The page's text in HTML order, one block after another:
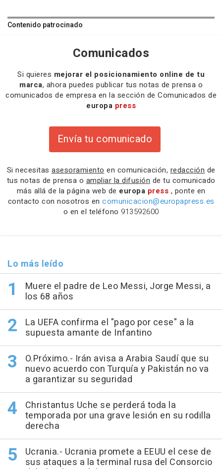
Contenido patrocinado
Comunicados
Si quieres mejorar el posicionamiento online de tu
marca, ahora puedes publicar tus notas de prensa o
comunicados de empresa en la sección de Comunicados de
europa press
Envía tu comunicado
Si necesitas asesoramiento en comunicación, redacción de
tus notas de prensa o ampliar la difusión de tu comunicado
más allá de la página web de europa press , ponte en
contacto con nosotros en comunicacion@europapress.es
o en el teléfono 913592600
Lo más leído
Muere el padre de Leo Messi, Jorge Messi, a
los 68 años
La UEFA confirma el "pago por cese" a la
supuesta amante de Infantino
O.Próximo.- Irán avisa a Arabia Saudí que su
nuevo acuerdo con Turquía y Pakistán no va
a garantizar su seguridad
Christantus Uche se perderá toda la
temporada por una grave lesión en su rodilla
derecha
Ucrania.- Ucrania promete a EEUU el cese de
sus ataques a la terminal rusa del Consorcio